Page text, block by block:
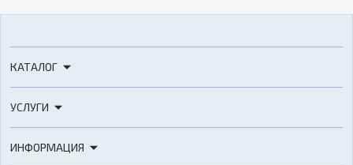
КАТАЛОГ
3D-сканеры
Расходные материалы
УСЛУГИ
3D-моделирование
ИНФОРМАЦИЯ